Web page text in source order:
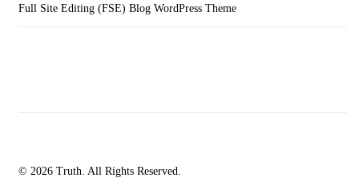
Full Site Editing (FSE) Blog WordPress Theme
© 2026 Truth. All Rights Reserved.